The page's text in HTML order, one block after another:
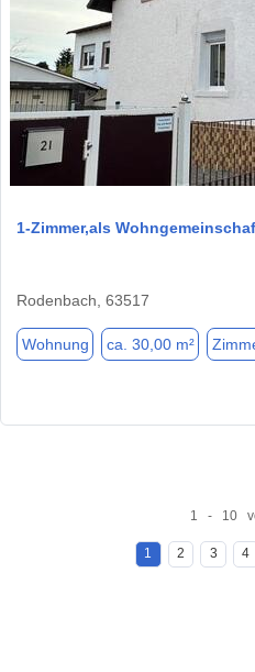
1-Zimmer,als
Rodenbach, 63517
Wohnung ca. 30,00 m²
1 - 10
1 2 3 4